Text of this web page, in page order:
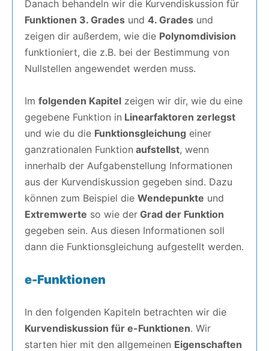
Danach behandeln wir die Kurvendiskussion für
Funktionen 3. Grades und 4. Grades und
zeigen dir außerdem, wie die Polynomdivision
funktioniert, die z.B. bei der Bestimmung von
Nullstellen angewendet werden muss.
Im folgenden Kapitel zeigen wir dir, wie du eine
gegebene Funktion in Linearfaktoren zerlegst
und wie du die Funktionsgleichung einer
ganzrationalen Funktion aufstellst, wenn
innerhalb der Aufgabenstellung Informationen
aus der Kurvendiskussion gegeben sind. Dazu
können zum Beispiel die Wendepunkte und
Extremwerte so wie der Grad der Funktion
gegeben sein. Aus diesen Informationen soll
dann die Funktionsgleichung aufgestellt werden.
e-Funktionen
In den folgenden Kapiteln betrachten wir die
Kurvendiskussion für e-Funktionen. Wir
starten hier mit den allgemeinen Eigenschaften